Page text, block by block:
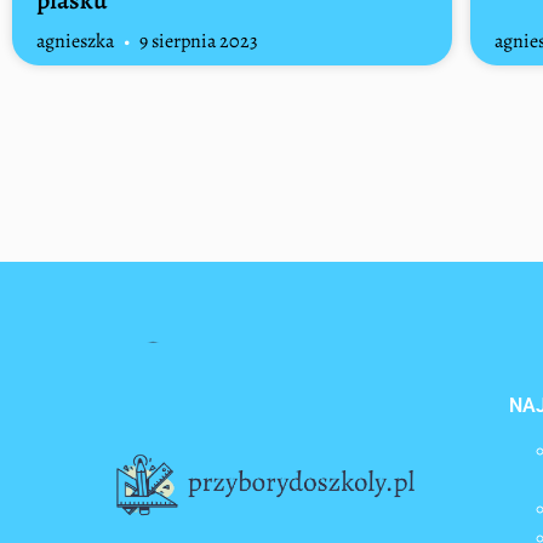
agnieszka 9 sierpnia 2023